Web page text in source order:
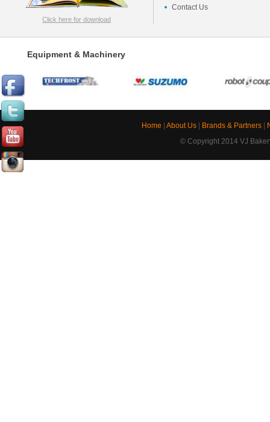
Click here for download
Contact Us
Equipment & Machinery
Home About Us Brands & Partners
© Copyright 2014 VJ